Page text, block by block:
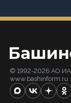
© 1992-2026 АО
www.bashinform.ru